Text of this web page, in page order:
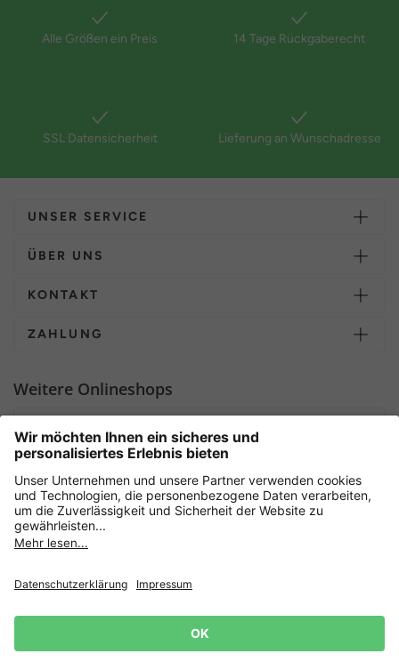
Alle Größen ein Preis 14 Tage Rückgaberecht
SSL Datensicherheit Lieferung an Wunschadresse
UNSER SERVICE
ÜBER UNS
KONTAKT
ZAHLUNG
Weitere Onlineshops
Sicher einkaufen mit
Widerrufsrecht
Impressum
Newsletter
Jetzt